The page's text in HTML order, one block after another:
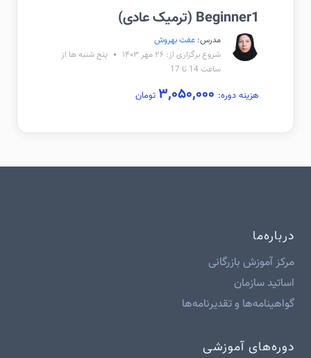
Beginner1 (ترمیک عادی)
مدرس: عفت بهروش
شروع برگزاری از: ۲۶ مهر ۱۴۰۳
پنج شنبه ها از
ساعت 14 تا 17
هزینه دوره: تومان
درباره‌ما
مرکز آموزش بازرگانی
اساتید سازمان
گواهینامه‌ها و تقدیرنامه‌ها
دوره‌های آموزشی